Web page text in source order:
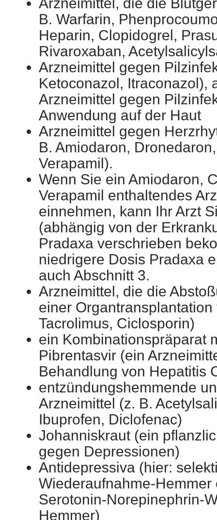
Arzneimittel, die die
B. Warfarin,
Heparin, Clopidogrel,
Rivaroxaban,
Arzneimittel gegen
Ketoconazol, Itraconazol),
Arzneimittel gegen
Anwendung auf der Haut
Arzneimittel gegen
B. Amiodaron,
Verapamil).
Wenn Sie ein Amiodaron,
Verapamil enthaltendes
einnehmen, kann Ihr Arzt
(abhängig von der
Pradaxa verschrieben
niedrigere Dosis Pradaxa
auch Abschnitt 3.
Arzneimittel, die die
einer
Tacrolimus, Ciclosporin)
ein Kombinationspräparat
Pibrentasvir (ein
Behandlung von Hepatitis
entzündungshemmende
Arzneimittel (z. B.
Ibuprofen, Diclofenac)
Johanniskraut (ein
gegen Depressionen)
Antidepressiva (hier:
Wiederaufnahme-Hemmer
Serotonin-Norepinephrin-
Hemmer)